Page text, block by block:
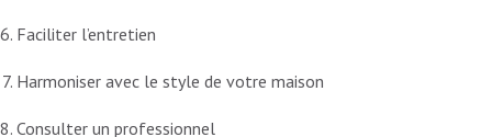
Faciliter l’entretien
Harmoniser avec le style de votre maison
Consulter un professionnel